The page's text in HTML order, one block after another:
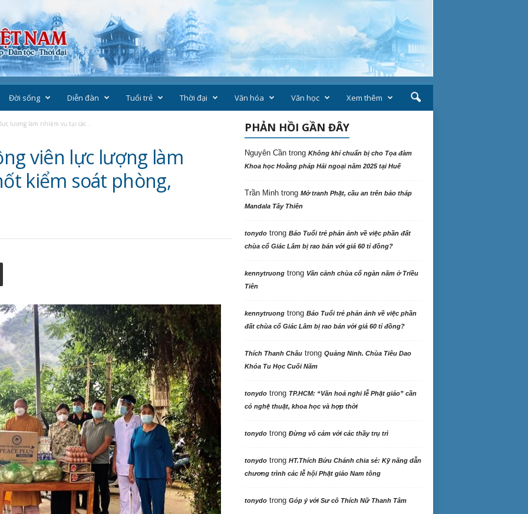
Đời sống Diễn đàn Tuổi trẻ Thời đại Văn hóa Văn học Xem thêm
lượng làm nhiệm vụ tại các...
viên lực lượng làm
kiểm soát phòng,
PHẢN HỒI GẦN ĐÂY
Nguyên Cầntrong Không khí chuẩn bị cho Tọa đàm
Khoa học Hoằng pháp Hải ngoại năm 2025 tại Huế
Trần Minhtrong Mở tranh Phật, cầu an trên bảo tháp
Mandala Tây Thiên
tonydotrong Báo Tuổi trẻ phản ảnh về việc phần đất
chùa cổ Giác Lâm bị rao bán với giá 60 tỉ đồng?
kennytruongtrong Vãn cảnh chùa cổ ngàn năm ở Triều
Tiên
kennytruongtrong Báo Tuổi trẻ phản ảnh về việc phần
đất chùa cổ Giác Lâm bị rao bán với giá 60 tỉ đồng?
Thích Thanh Châutrong Quảng Ninh. Chùa Tiêu Dao
Khóa Tu Học Cuối Năm
tonydotrong TP.HCM: “Văn hoá nghi lễ Phật giáo” cần
có nghệ thuật, khoa học và hợp thời
tonydotrong Đừng vô cảm với các thầy trụ trì
tonydotrong HT.Thích Bửu Chánh chia sẻ: Kỹ năng dẫn
chương trình các lễ hội Phật giáo Nam tông
tonydotrong Góp ý với Sư cô Thích Nữ Thanh Tâm